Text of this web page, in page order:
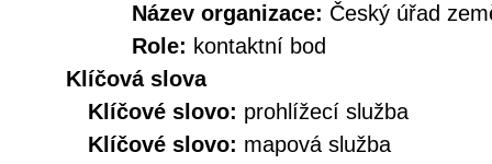
Název organizace: Český úřad
Role: kontaktní bod
Klíčová slova
Klíčové slovo: prohlížecí služba
Klíčové slovo: mapová služba